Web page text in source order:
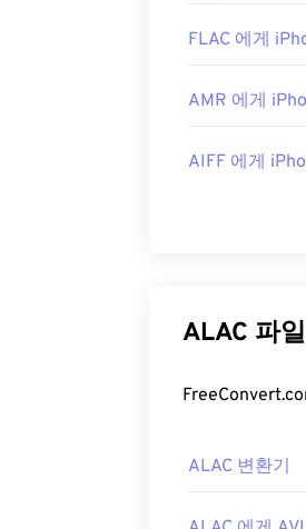
FLAC 에게
AMR 에게
AIFF 에게
ALAC 파
ALAC 변환기